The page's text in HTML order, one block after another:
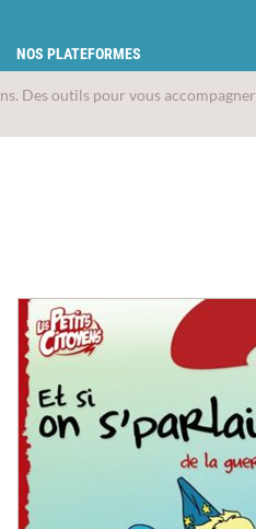
NOS PLATEFORMES
Des outils pour vous accompagner